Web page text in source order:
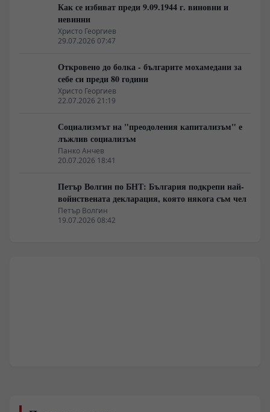
Как се избиват преди 9.09.1944 г. виновни и
невинни
Христо Георгиев
29.07.2026 07:47
Откровено до болка - българите мохамедани за
себе си преди 80 години
Христо Георгиев
22.07.2026 21:19
Социализмът на "преодоления капитализъм" е
лъжлив социализъм
Панко Анчев
20.07.2026 18:41
Петър Волгин по БНТ: България подкрепи най-
войнствената декларация, която някога съм чел
Петър Волгин
19.07.2026 08:42